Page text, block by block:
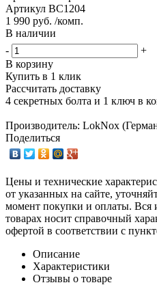
Артикул BC1204
1 990 руб. /комп.
В наличии
-
+
В корзину
Купить в 1 клик
Рассчитать доставку
4 секретных болта и 1 ключ в
Производитель: LokNox
Поделиться
Цены и технические
от указанных на сайте,
момент покупки и оплаты. Вся
товарах носит справочный
офертой в соответствии с
Описание
Характеристики
Отзывы о товаре